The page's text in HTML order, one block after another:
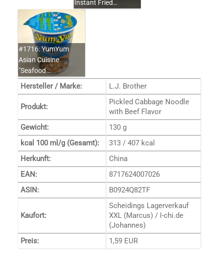
Instant Fried…
#1716: YumYum
Asian Cuisine
"Seafood…
Hersteller / Marke: L.J. Brother
Produkt:
Pickled Cabbage Noodle
with Beef Flavor
Gewicht:
130 g
kcal 100 ml/g (Gesamt):
313 / 407 kcal
Herkunft:
China
EAN:
8717624007026
ASIN:
B0924Q82TF
Kaufort:
Scheidings Lagerverkauf
XXL (Marcus) / I-chi.de
(Johannes)
Preis:
1,59 EUR